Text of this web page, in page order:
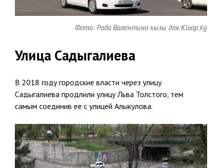
Фото: Рада Валентина кызы для Kloop.kg
Улица Садыгалиева
В 2018 году городские власти через улицу
Садыгалиева продлили улицу Льва Толстого, тем
самым соединив ее с улицей Алыкулова.